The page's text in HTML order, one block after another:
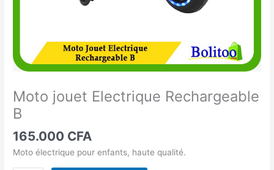
Moto jouet Electrique Rechargeable
B
165.000 CFA
Moto électrique pour enfants, haute qualité.